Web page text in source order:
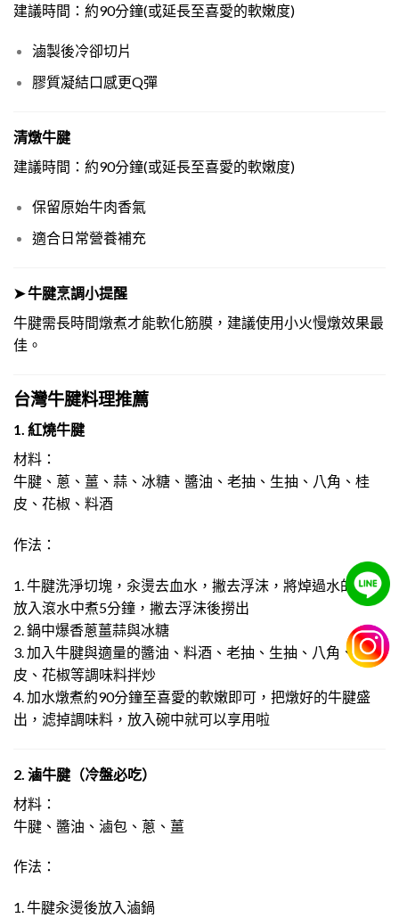
建議時間：約90分鐘(或延長至喜愛的軟嫩度)
滷製後冷卻切片
膠質凝結口感更Q彈
清燉牛腱
建議時間：約90分鐘(或延長至喜愛的軟嫩度)
保留原始牛肉香氣
適合日常營養補充
➤ 牛腱烹調小提醒
牛腱需長時間燉煮才能軟化筋膜，建議使用小火慢燉效果最
佳。
台灣牛腱料理推薦
1. 紅燒牛腱
材料：
牛腱、蔥、薑、蒜、冰糖、醬油、老抽、生抽、八角、桂
皮、花椒、料酒
作法：
1. 牛腱洗淨切塊，汆燙去血水，撇去浮沫，將焯過水的牛腱
放入滾水中煮5分鐘，撇去浮沫後撈出
2. 鍋中爆香蔥薑蒜與冰糖
3. 加入牛腱與適量的醬油、料酒、老抽、生抽、八角、桂
皮、花椒等調味料拌炒
4. 加水燉煮約90分鐘至喜愛的軟嫩即可，把燉好的牛腱盛
出，滤掉調味料，放入碗中就可以享用啦
2. 滷牛腱（冷盤必吃）
材料：
牛腱、醬油、滷包、蔥、薑
作法：
1. 牛腱汆燙後放入滷鍋